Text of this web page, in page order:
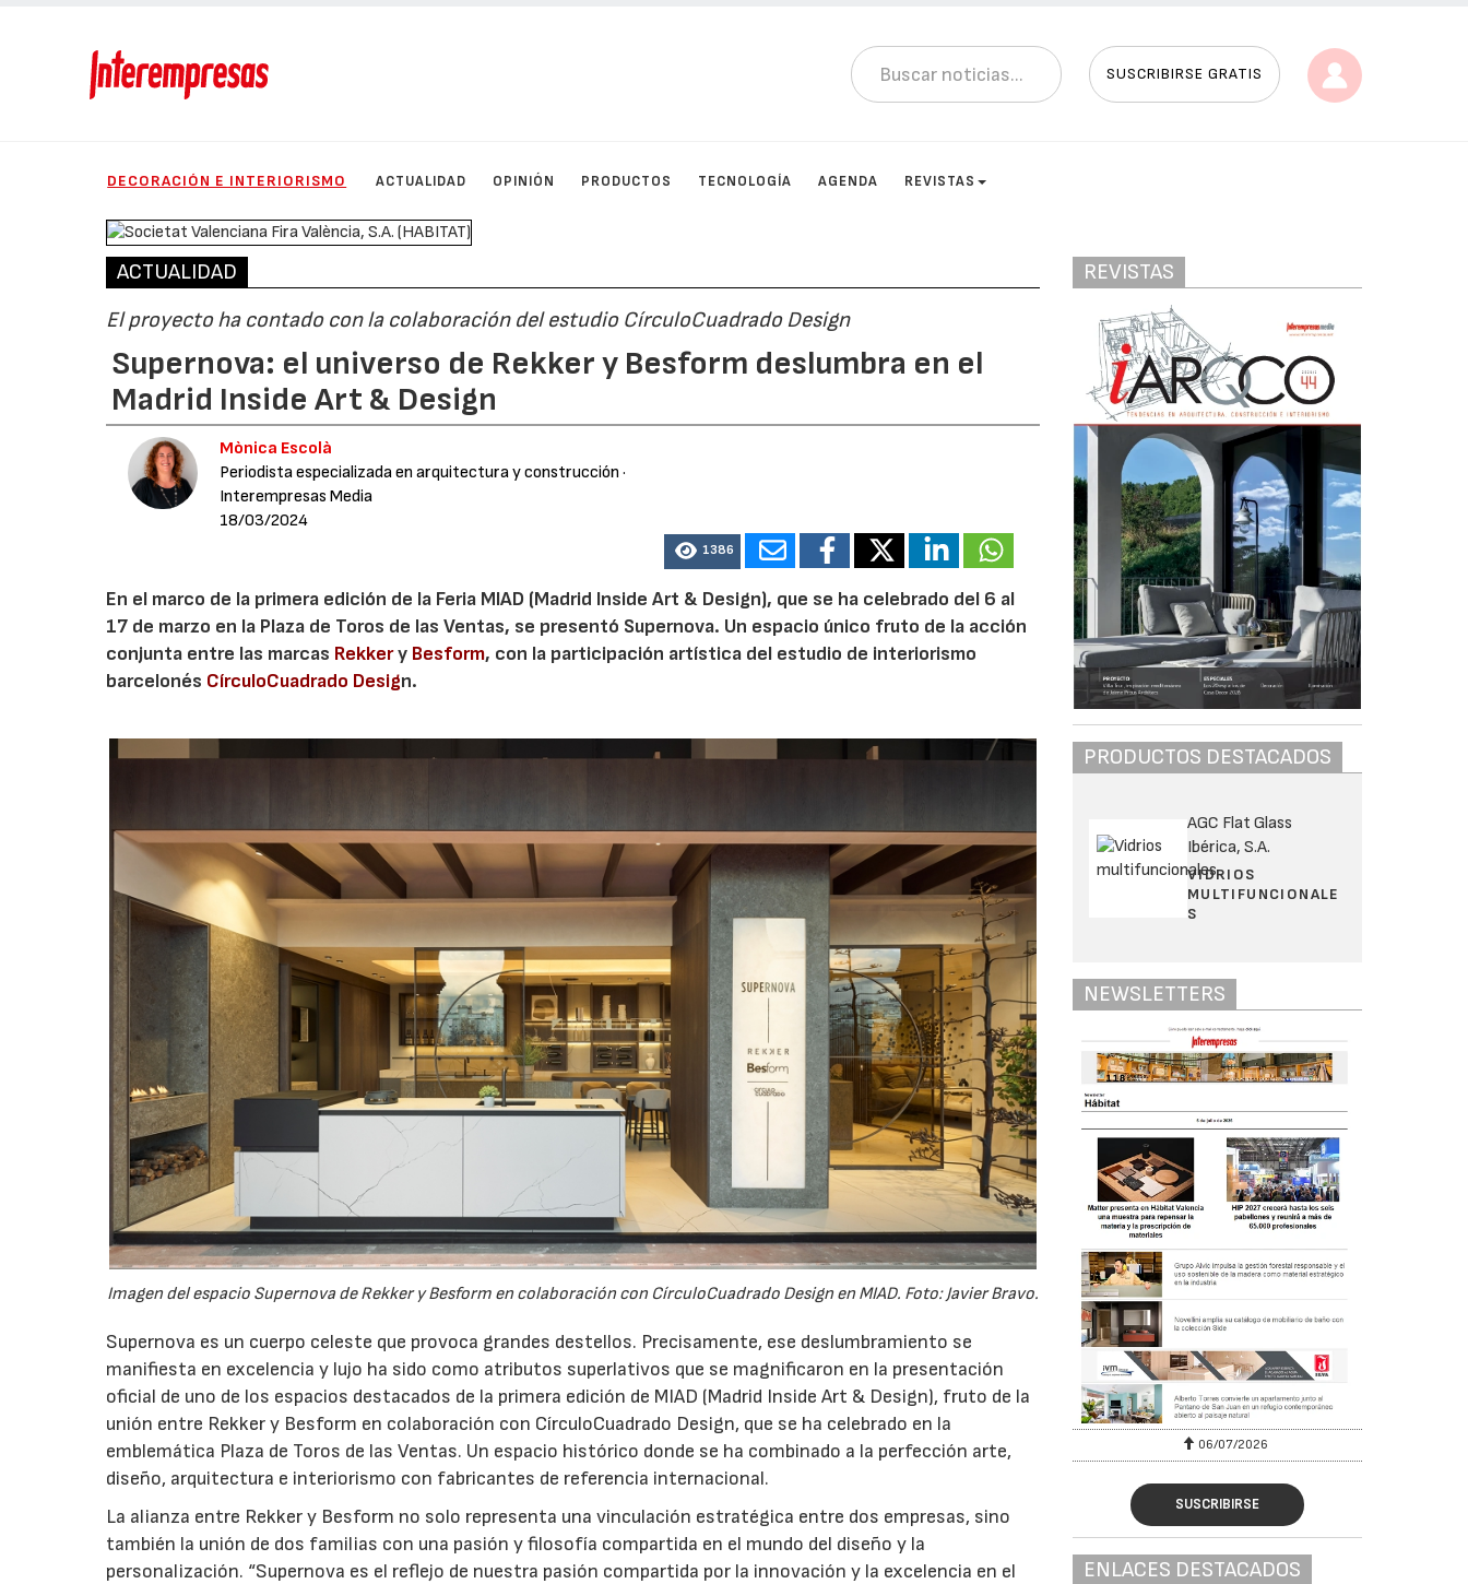
SUSCRIBIRSE GRATIS
DECORACIÓN E INTERIORISMO ACTUALIDAD OPINIÓN PRODUCTOS TECNOLOGÍA AGENDA REVISTAS
ACTUALIDAD
El proyecto ha contado con la colaboración del estudio CírculoCuadrado Design
Supernova: el universo de Rekker y Besform deslumbra en el
Madrid Inside Art & Design
Mònica Escolà
Periodista especializada en arquitectura y construcción ·
Interempresas Media
18/03/2024
1386
En el marco de la primera edición de la Feria MIAD (Madrid Inside Art & Design), que se ha celebrado del 6 al
17 de marzo en la Plaza de Toros de las Ventas, se presentó Supernova. Un espacio único fruto de la acción
conjunta entre las marcas Rekkery Besform, con la participación artística del estudio de interiorismo
barcelonés CírculoCuadrado Design.
Imagen del espacio Supernova de Rekker y Besform en colaboración con CírculoCuadrado Design en MIAD. Foto: Javier Bravo.
Supernova es un cuerpo celeste que provoca grandes destellos. Precisamente, ese deslumbramiento se
manifiesta en excelencia y lujo ha sido como atributos superlativos que se magnificaron en la presentación
oficial de uno de los espacios destacados de la primera edición de MIAD (Madrid Inside Art & Design), fruto de la
unión entre Rekker y Besform en colaboración con CírculoCuadrado Design, que se ha celebrado en la
emblemática Plaza de Toros de las Ventas. Un espacio histórico donde se ha combinado a la perfección arte,
diseño, arquitectura e interiorismo con fabricantes de referencia internacional.
La alianza entre Rekker y Besform no solo representa una vinculación estratégica entre dos empresas, sino
también la unión de dos familias con una pasión y filosofía compartida en el mundo del diseño y la
personalización. “Supernova es el reflejo de nuestra pasión compartida por la innovación y la excelencia en el
REVISTAS
PRODUCTOS DESTACADOS
AGC Flat Glass
Ibérica, S.A.
VIDRIOS
MULTIFUNCIONALE
S
NEWSLETTERS
06/07/2026 20/07/2026 06/07/2026
SUSCRIBIRSE
ENLACES DESTACADOS